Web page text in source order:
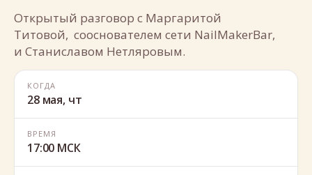
Открытый разговор с Маргаритой
Титовой, сооснователем сети NailMakerBar,
и Станиславом Нетляровым.
КОГДА
28 мая, чт
ВРЕМЯ
17:00 МСК